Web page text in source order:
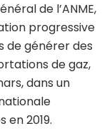
de l’ANME,
progressive
de générer des
de gaz,
dans un
en 2019.